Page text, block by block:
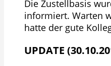
Die Zustellbasis
informiert. Warten
hatte der gute
UPDATE